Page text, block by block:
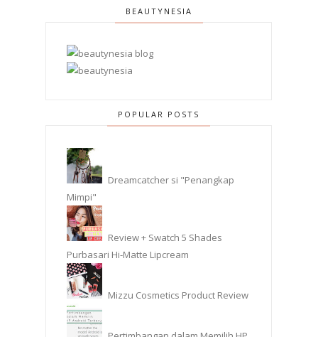
BEAUTYNESIA
POPULAR POSTS
Dreamcatcher si "Penangkap
Mimpi"
Review + Swatch 5 Shades
Purbasari Hi-Matte Lipcream
Mizzu Cosmetics Product Review